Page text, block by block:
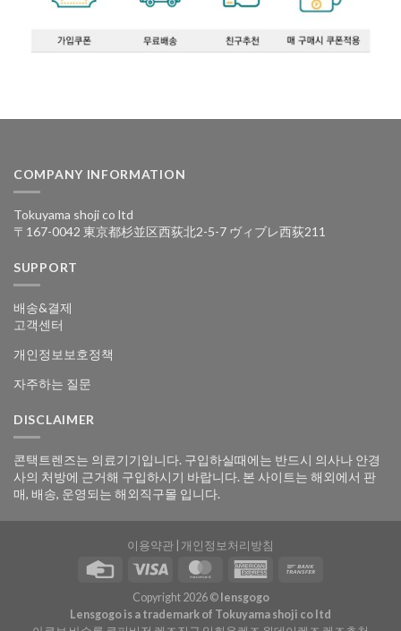
COMPANY INFORMATION
Tokuyama shoji co ltd
〒167-0042 東京都杉並区西荻北2-5-7 ヴィブレ西荻211
SUPPORT
배송&결제
고객센터
개인정보보호정책
자주하는 질문
DISCLAIMER
콘택트렌즈는 의료기기입니다. 구입하실때에는 반드시 의사나 안경
사의 처방에 근거해 구입하시기 바랍니다. 본 사이트는 해외에서 판
매, 배송, 운영되는 해외직구몰 입니다.
이용약관 개인정보처리방침
Copyright 2026 © lensgogo
Lensgogo is a trademark of Tokuyama shoji co ltd